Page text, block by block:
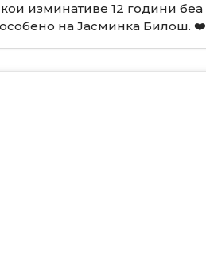
изминативе 12 години беа
на Јасминка Билош. ❤️